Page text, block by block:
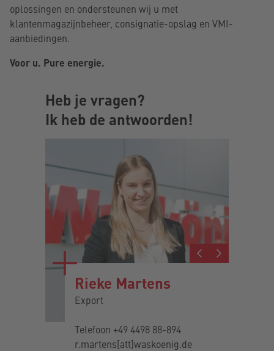
oplossingen en ondersteunen wij u met
klantenmagazijnbeheer, consignatie-opslag en VMI-
aanbiedingen.
Voor u. Pure energie.
Heb je vragen?
Ik heb de antwoorden!
Rieke Martens
Export
Telefoon +49 4498 88-894
r.martens[att]waskoenig.de